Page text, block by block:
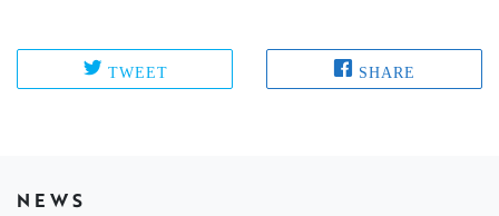
TWEET SHARE
NEWS